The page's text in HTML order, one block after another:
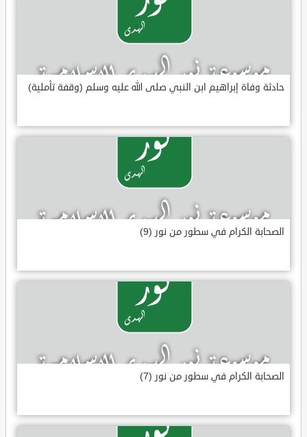
حادثة وفاة إبراهيم ابن النبي صلى الله عليه وسلم (وقفة تأملية)
الصحابة الكرام في سطور من نور (9)
الصحابة الكرام في سطور من نور (7)